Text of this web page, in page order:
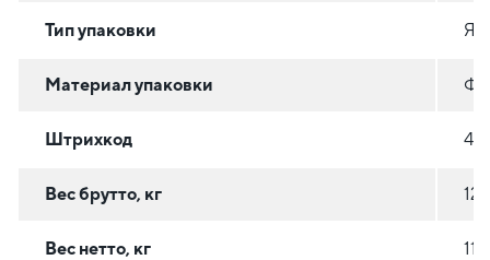
Тип упаковки
Материал упаковки
Штрихкод
Вес брутто, кг
Вес нетто, кг